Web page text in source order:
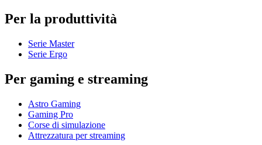
Per la produttività
Serie Master
Serie Ergo
Per gaming e streaming
Astro Gaming
Gaming Pro
Corse di simulazione
Attrezzatura per streaming